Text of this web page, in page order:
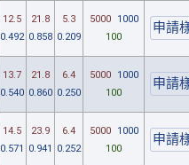
12.5
0.492
21.8
0.858
5.3
0.209
5000
1000
100
13.7
0.540
21.8
0.860
6.4
0.250
5000
1000
100
14.5
0.571
23.9
0.941
6.4
0.252
5000
1000
100